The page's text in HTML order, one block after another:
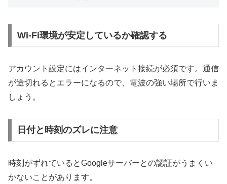
Wi-Fi環境が安定しているか確認する
アカウント設定にはインターネット接続が必須です。通信
が途切れるとエラーになるので、電波の強い場所で行いま
しょう。
日付と時刻のズレに注意
時刻がずれているとGoogleサーバーとの認証がうまくい
かないことがあります。